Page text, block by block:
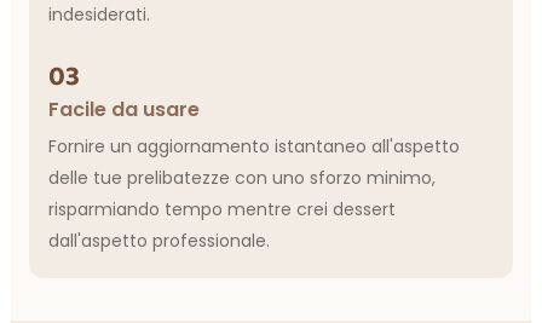
indesiderati.
03
Facile da usare
Fornire un aggiornamento istantaneo all'aspetto
delle tue prelibatezze con uno sforzo minimo,
risparmiando tempo mentre crei dessert
dall'aspetto professionale.